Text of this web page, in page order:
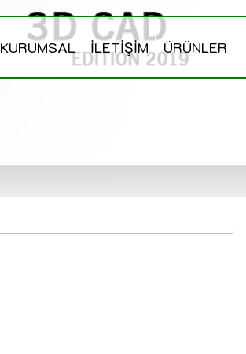
KURUMSAL İLETİŞİM ÜRÜNLER